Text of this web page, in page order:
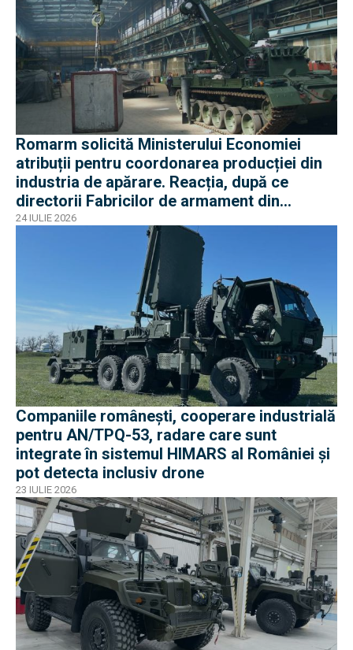
Romarm solicită Ministerului Economiei
atribuții pentru coordonarea producției din
industria de apărare. Reacția, după ce
directorii Fabricilor de armament din
București și Plopeni au fost reținuți de DNA
24 IULIE 2026
Companiile românești, cooperare industrială
pentru AN/TPQ-53, radare care sunt
integrate în sistemul HIMARS al României și
pot detecta inclusiv drone
23 IULIE 2026